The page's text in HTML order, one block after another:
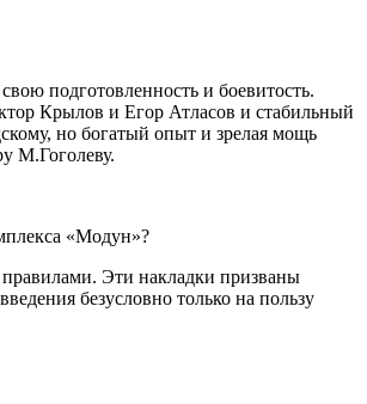
подготовленность и боевитость.
Крылов и Егор Атласов и стабильный
но богатый опыт и зрелая мощь
М.Гоголеву.
«Модун»?
Эти накладки призваны
безусловно только на пользу